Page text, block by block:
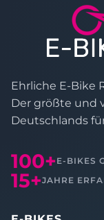
Ehrliche E-Bike
Der größte und
Deutschlands
100+ E-BIKES
15+JAHRE